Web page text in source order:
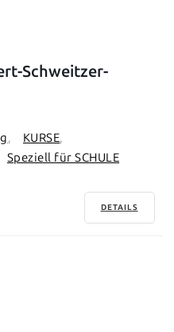
Schweitzer-
KURSE
Speziell für SCHULE
DETAILS